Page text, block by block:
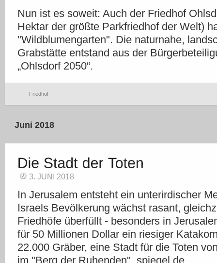
Nun ist es soweit: Auch der Friedhof
Hektar der größte Parkfriedhof der Welt)
"Wildblumengarten". Die naturnahe,
Grabstätte entstand aus der
„Ohlsdorf 2050“.
Friedhof
Juni 2018
3. JUNI 2018
In Jerusalem entsteht ein unterirdischer
Israels Bevölkerung wächst rasant,
Friedhöfe überfüllt - besonders in
für 50 Millionen Dollar ein riesiger
22.000 Gräber, eine Stadt für die Toten
im "Berg der Ruhenden". spiegel.de